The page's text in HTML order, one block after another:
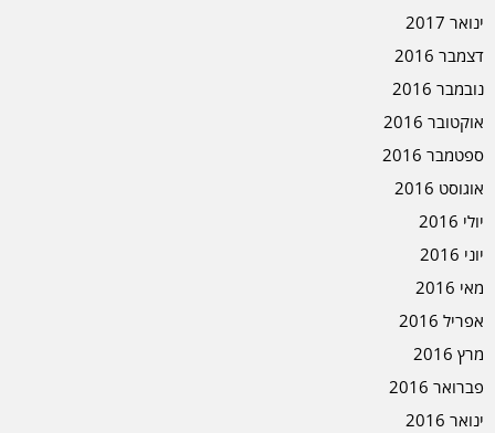
ינואר 2017
דצמבר 2016
נובמבר 2016
אוקטובר 2016
ספטמבר 2016
אוגוסט 2016
יולי 2016
יוני 2016
מאי 2016
אפריל 2016
מרץ 2016
פברואר 2016
ינואר 2016